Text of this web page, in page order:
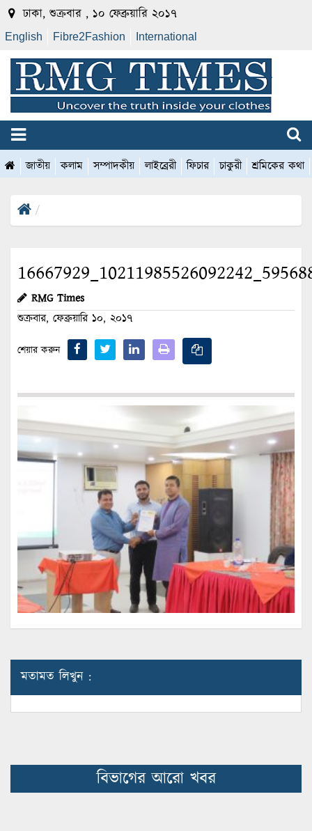
ঢাকা, শুক্রবার , ১০ ফেব্রুয়ারি ২০১৭
English Fibre2Fashion International
জাতীয় কলাম সম্পাদকীয় লাইব্রেরী ফিচার চাকুরী শ্রমিকের কথা
RMG Times
শুক্রবার, ফেব্রুয়ারি ১০, ২০১৭
শেয়ার করুন
মতামত লিখুন :
বিভাগের আরো খবর